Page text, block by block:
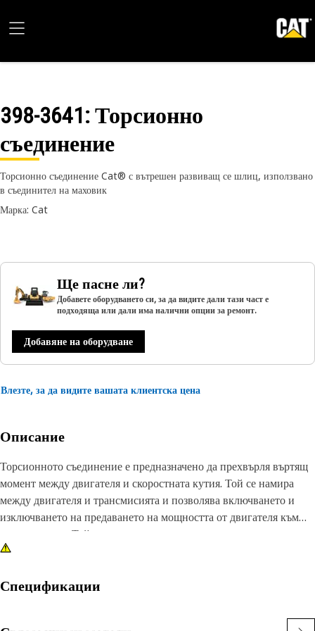
398-3641: Торсионно
съединение
Торсионно съединение Cat® с вътрешен развиващ се шлиц, използвано
в съединител на маховик
Марка: Cat
Ще пасне ли?
Добавете оборудването си, за да видите дали тази част е
подходяща или дали има налични опции за ремонт.
Добавяне на оборудване
Влезте, за да видите вашата клиентска цена
Описание
Торсионното съединение е предназначено да прехвърля въртящ
момент между двигателя и скоростната кутия. Той се намира
между двигателя и трансмисията и позволява включването и
изключването на предаването на мощността от двигателя към
задвижването. Той има вътрешен инволютен шлиц за свързване
с вала и прехвърляне на въртящия момент между компонентите.
Характеристики:
върху съединителя на маховика, като абсорбира вибрациите и
Спецификации